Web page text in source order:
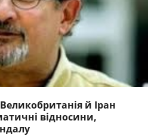
й Іран
відносини,